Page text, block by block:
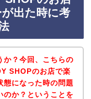
出た時に考
か？今回、こちらの
SHOPのお店で楽
態になった時の問題
のか？ということを